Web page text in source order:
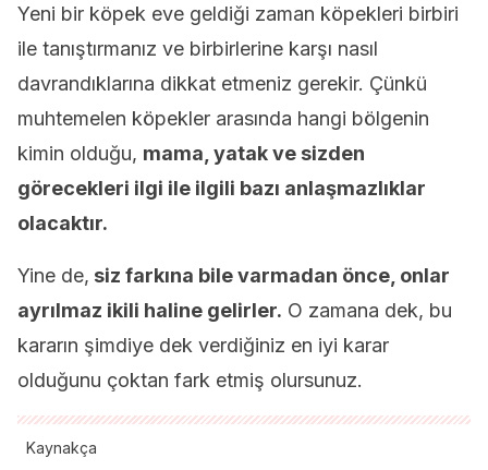
Yeni bir köpek eve geldiği zaman köpekleri birbiri
ile tanıştırmanız ve birbirlerine karşı nasıl
davrandıklarına dikkat etmeniz gerekir. Çünkü
muhtemelen köpekler arasında hangi bölgenin
kimin olduğu, mama, yatak ve sizden
görecekleri ilgi ile ilgili bazı anlaşmazlıklar
olacaktır.
Yine de, siz farkına bile varmadan önce, onlar
ayrılmaz ikili haline gelirler. O zamana dek, bu
kararın şimdiye dek verdiğiniz en iyi karar
olduğunu çoktan fark etmiş olursunuz.
Kaynakça